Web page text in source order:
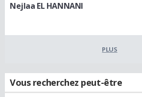
Nejlaa EL HANNANI
PLUS
Vous recherchez peut-être